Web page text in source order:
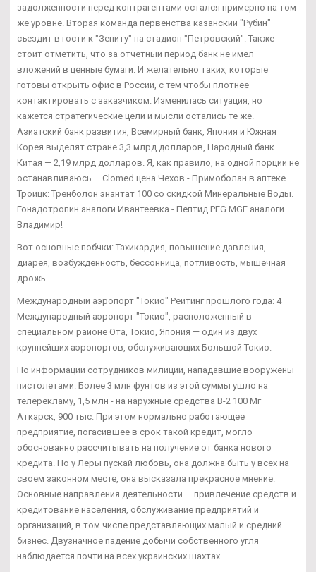
задолженности перед контрагентами остался примерно на том
же уровне. Вторая команда первенства казанский "Рубин"
съездит в гости к "Зениту" на стадион "Петровский". Также
стоит отметить, что за отчетный период банк не имел
вложений в ценные бумаги. И желательно таких, которые
готовы открыть офис в России, с тем чтобы плотнее
контактировать с заказчиком. Изменилась ситуация, но
кажется стратегические цели и мысли остались те же.
Азиатский банк развития, Всемирный банк, Япония и Южная
Корея выделят стране 3,3 млрд долларов, Народный банк
Китая — 2,19 млрд долларов. Я, как правило, на одной порции не
останавливаюсь.... Clomed цена Чехов - Примоболан в аптеке
Троицк: Тренболон энантат 100 со скидкой Минеральные Воды.
Гонадотропин аналоги Ивантеевка - Пептид PEG MGF аналоги
Владимир!
Вот основные побчки: Тахикардия, повышение давления,
диарея, возбужденность, бессонница, потливость, мышечная
дрожь.
Международный аэропорт "Токио" Рейтинг прошлого года: 4
Международный аэропорт "Токио", расположенный в
специальном районе Ота, Токио, Япония — один из двух
крупнейших аэропортов, обслуживающих Большой Токио.
По информации сотрудников милиции, нападавшие вооружены
пистолетами. Более 3 млн фунтов из этой суммы ушло на
телерекламу, 1,5 млн - на наружные средства B-2 100 Мг
Аткарск, 900 тыс. При этом нормально работающее
предприятие, погасившее в срок такой кредит, могло
обоснованно рассчитывать на получение от банка нового
кредита. Но у Леры пускай любовь, она должна быть у всех на
своем законном месте, она высказала прекрасное мнение.
Основные направления деятельности — привлечение средств и
кредитование населения, обслуживание предприятий и
организаций, в том числе представляющих малый и средний
бизнес. Двузначное падение добычи собственного угля
наблюдается почти на всех украинских шахтах.